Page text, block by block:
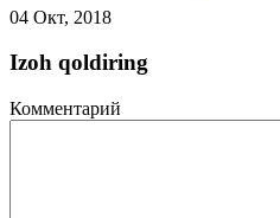
04 Окт, 2018
Izoh qoldiring
Комментарий